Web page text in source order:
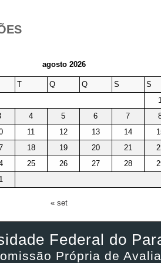
agosto 2026
T Q Q S
S
1
4 5 6 7
11 12 13 14
18 19 20 21
25 26 27 28
« set
Federal do
Própria de